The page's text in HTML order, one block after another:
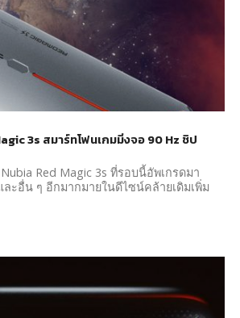
3s สมาร์ทโฟนเกมมิ่งจอ 90 Hz ชิป
Red Magic 3s ที่รอบนี้อัพเกรดมา
ะอื่น ๆ อีกมากมายในดีไซน์คล้ายเดิมเพิ่ม